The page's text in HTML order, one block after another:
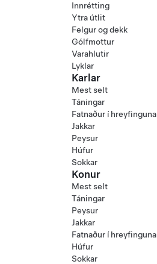
Innrétting
Ytra útlit
Felgur og dekk
Gólfmottur
Varahlutir
Lyklar
Karlar
Mest selt
Táningar
Fatnaður í hreyfinguna
Jakkar
Peysur
Húfur
Sokkar
Konur
Mest selt
Táningar
Peysur
Jakkar
Fatnaður í hreyfinguna
Húfur
Sokkar